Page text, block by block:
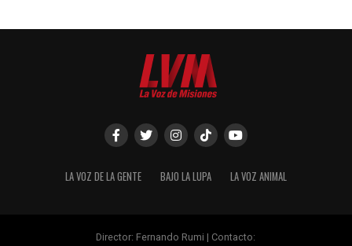
LA VOZ DE LA GENTE BAJO LA LUPA LA VOZ ANIMAL
Director: Fernando Rumi | Contacto: